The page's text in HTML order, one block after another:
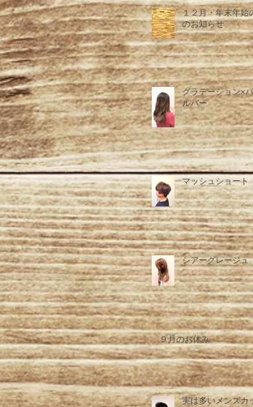
１２月・年末年始
のお知らせ
グラデーション×
ルバー
マッシュショート
シアーグレージュ
９月のお休み
実は多いメンズ